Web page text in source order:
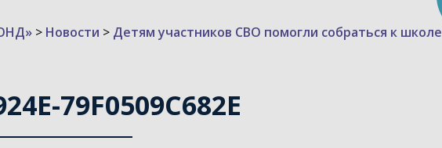
> Новости > Детям участников СВО помогли собраться к школе
79F0509C682E